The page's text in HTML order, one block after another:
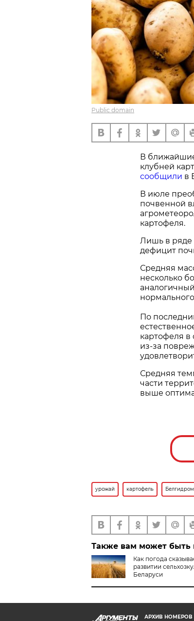
Public domain
В
клубней
сообщили в
В июле
почвенной
картофеля.
Лишь в ряде
дефицит
Средняя
несколько
По
картофеля
из-за
Средняя
части
выше
урожай картофель
Также вам может быть
Как погода
развитии
Беларуси
АРХИВ НОМЕРОВ